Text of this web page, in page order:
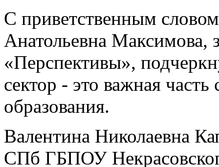
С приветственным
Анатольевна
«Перспективы»,
сектор - это важная
образования.
Валентина Николаевна
СПб ГБПОУ